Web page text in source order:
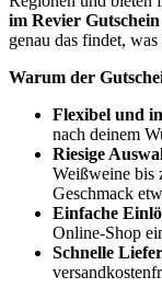
im Revier Gutschein
genau das findet,
Warum der
Flexibel und
nach deinem
Riesige
Weißweine bis
Geschmack
Einfache
Online-Shop
Schnelle